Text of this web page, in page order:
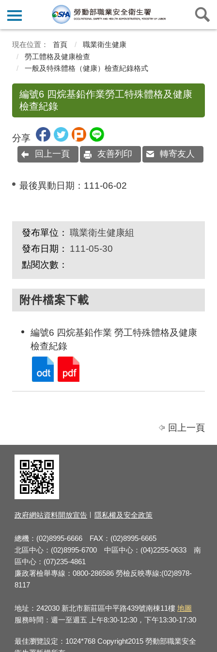
首頁
職業衛生健康
勞工體格及健康檢查
一般及特殊體格（健康）檢查紀錄格式
編號6 四烷基鉛作業勞工特殊體格及健康
檢查紀錄
分享
回上一頁 友善列印 轉寄友人
最後異動日期： 111-06-02
發布單位： 職業衛生健康組
發布日期：
111-05-30
點閱次數：
附件檔案下載
編號6 四烷基鉛作業 勞工特殊體格及健康
檢查紀錄
回上一頁
政府網站資料開放宣告 隱私權及安全政策
總機：(02)8995-6666 FAX：(02)8995-6665
北區中心：(02)8995-6700 中區中心：(04)2255-0633 南
區中心：(07)235-4861
廉政署檢舉專線：0800-286586 勞檢反映專線:(02)8978-
8117
地址：242030 新北市新莊區中平路439號南棟11樓 地圖
服務時間：週一至週五 上午8:30-12:30，下午13:30-17:30
最佳瀏覽設定：1024*768 Copyright2015 勞動部職業安全